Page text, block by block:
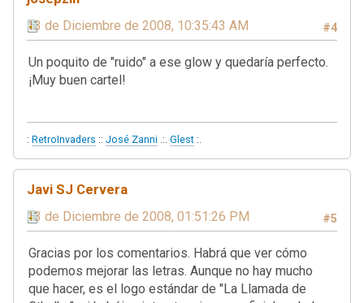
#4
13 de Diciembre de 2008, 10:35:43 AM
Un poquito de "ruido" a ese glow y quedaría perfecto.
¡Muy buen cartel!
: RetroInvaders :: José Zanni .:. Glest :.
Javi SJ Cervera
#5
13 de Diciembre de 2008, 01:51:26 PM
Gracias por los comentarios. Habrá que ver cómo
podemos mejorar las letras. Aunque no hay mucho
que hacer, es el logo estándar de "La Llamada de